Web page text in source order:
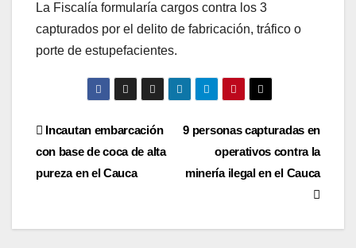
La Fiscalía formularía cargos contra los 3
capturados por el delito de fabricación, tráfico o
porte de estupefacientes.
Navegación
de
9 personas capturadas en
operativos contra la
minería ilegal en el Cauca
Incautan embarcación
con base de coca de alta
pureza en el Cauca